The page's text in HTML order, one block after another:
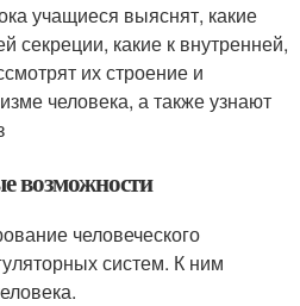
учащиеся выяснят, какие
секреции, какие к внутренней,
их строение и
человека, а также узнают
возможности
человеческого
систем. К ним